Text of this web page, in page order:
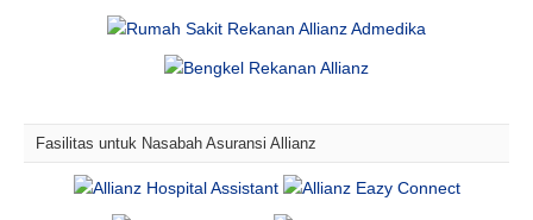
Fasilitas untuk Nasabah Asuransi Allianz